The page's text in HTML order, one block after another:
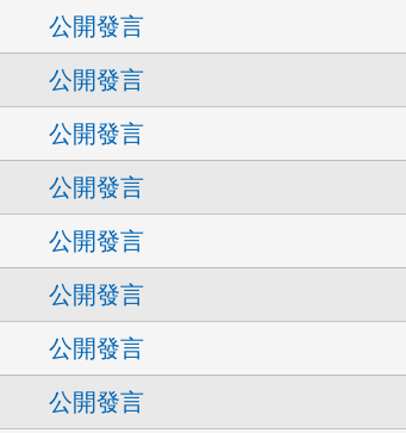
公開發言
公開發言
公開發言
公開發言
公開發言
公開發言
公開發言
公開發言